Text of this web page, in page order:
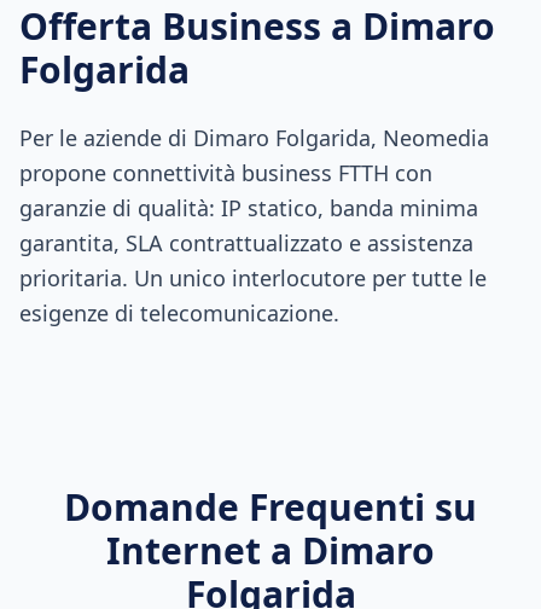
Offerta Business a Dimaro
Folgarida
Per le aziende di Dimaro Folgarida, Neomedia
propone connettività business FTTH con
garanzie di qualità: IP statico, banda minima
garantita, SLA contrattualizzato e assistenza
prioritaria. Un unico interlocutore per tutte le
esigenze di telecomunicazione.
Domande Frequenti su
Internet a Dimaro
Folgarida